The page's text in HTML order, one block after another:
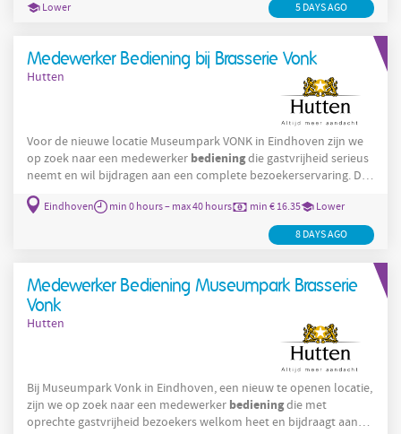
collega’s voor een gastvrije en
Lower 5 DAYS AGO
Medewerker Bediening bij Brasserie Vonk
Hutten
Voor de nieuwe locatie Museumpark VONK in Eindhoven zijn we
op zoek naar een medewerker bedieningdie gastvrijheid serieus
neemt en wil bijdragen aan een complete bezoekerservaring. De
functie
combineert dagelijksehorecamet kleinschalige events en
bijeenkomsten. Je komt te werken op een dynamische plek waar
geen dag hetzelfde is. Als medewerker bediening: Ontvang je
Eindhoven min 0 hours – max 40 hours min € 16.35 Lower
8 DAYS AGO
Medewerker Bediening Museumpark Brasserie
Vonk
Hutten
Bij Museumpark Vonk in Eindhoven, een nieuw te openen locatie,
zijn we op zoek naar een medewerker bedieningdie met
oprechte gastvrijheid bezoekers welkom heet en bijdraagt aan